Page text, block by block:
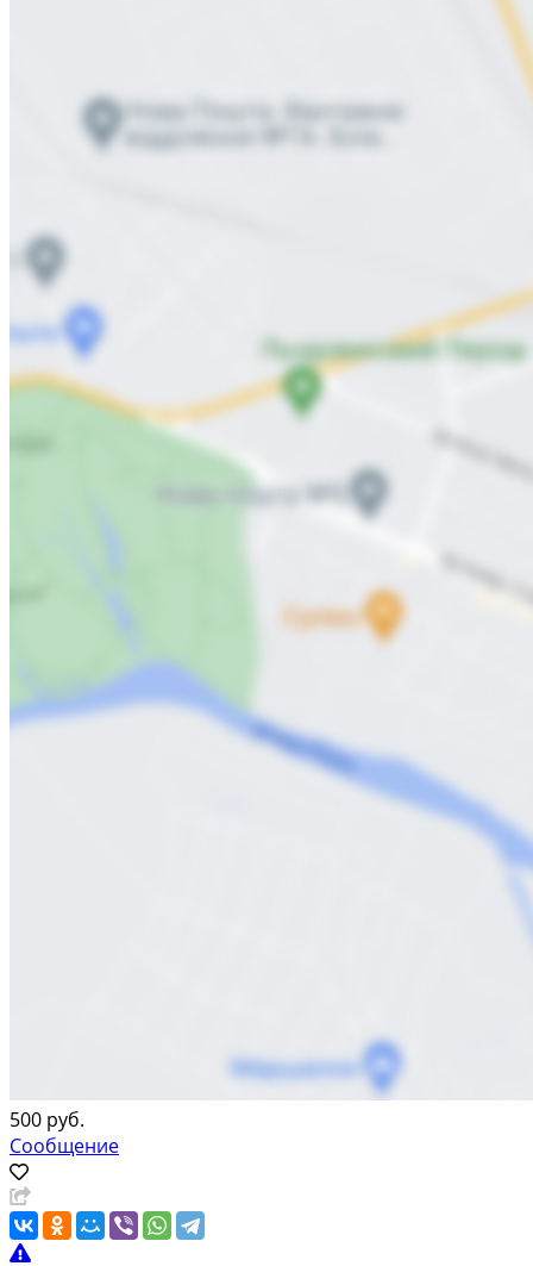
500 руб.
Сообщение